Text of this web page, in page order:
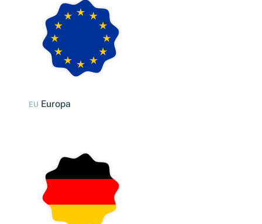
fiskaltrust ofrece soluciones
paquetes y API específicos para cada
procesamiento seguro de los recibos e
Selección de mercados